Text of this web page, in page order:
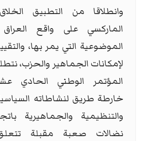
وانطلاقا من التطبيق
الماركسي على واقع
الموضوعية التي يمر بها،
لإمكانات الجماهير والحزب،
المؤتمر الوطني الحادي
خارطة طريق لنشاطاته
والتنظيمية والجماهيرية
نضالات صعبة مقبلة